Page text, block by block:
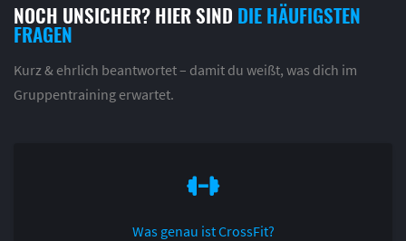
NOCH UNSICHER? HIER SIND DIE HÄUFIGSTEN
FRAGEN
Kurz & ehrlich beantwortet – damit du weißt, was dich im
Gruppentraining erwartet.
Was genau ist CrossFit?